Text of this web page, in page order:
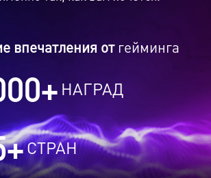
впечатления от гейминга
+ НАГРАД
+СТРАН